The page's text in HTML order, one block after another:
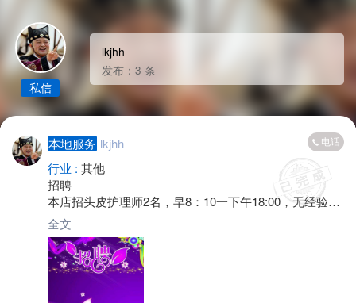
私信
lkjhh
发布：3 条
本地服务 lkjhh 电话
行业 : 其他
招聘
本店招头皮护理师2名，早8：10一下午18:00，无经验均
可 零基础培训，女性年龄18-45岁，带薪培训，工资面
议，有意者请联系陈女士，非诚勿扰！谢谢!
全文